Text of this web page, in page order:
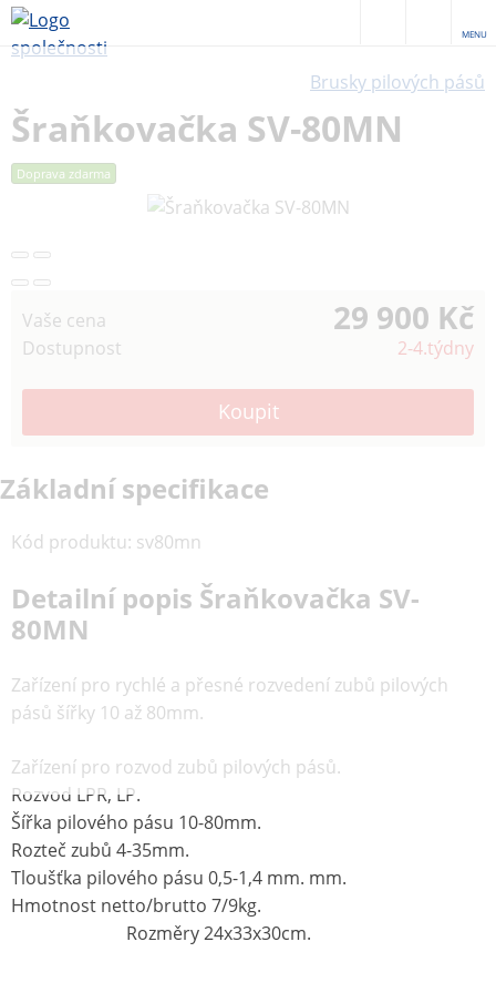
MENU
Brusky pilových pásů
Šraňkovačka SV-80MN
Doprava zdarma
Vaše cena 29 900 Kč
Dostupnost 2-4.týdny
Základní specifikace
Kód produktu: sv80mn
Detailní popis Šraňkovačka SV-
80MN
Zařízení pro rychlé a přesné rozvedení zubů pilových
pásů šířky 10 až 80mm.
Zařízení pro rozvod zubů pilových pásů.
Rozvod LPR, LP.
Šířka pilového pásu 10-80mm.
Rozteč zubů 4-35mm.
Tloušťka pilového pásu 0,5-1,4 mm. mm.
Hmotnost netto/brutto 7/9kg.
Rozměry 24x33x30cm.